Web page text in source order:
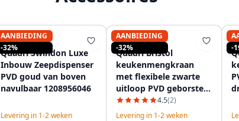
AANBIEDING
-32%
QUADRI
Quadri Swindon Luxe
Inbouw Zeepdispenser
PVD goud van boven
navulbaar 1208956046
Levering in 1-2 weken
AANBIEDING
-32%
QUADRI
Quadri Bristol
keukenmengkraan
met flexibele zwarte
uitloop PVD geborsteld
goud 1208956029
4.5(2)
Levering in 1-2 weken
-